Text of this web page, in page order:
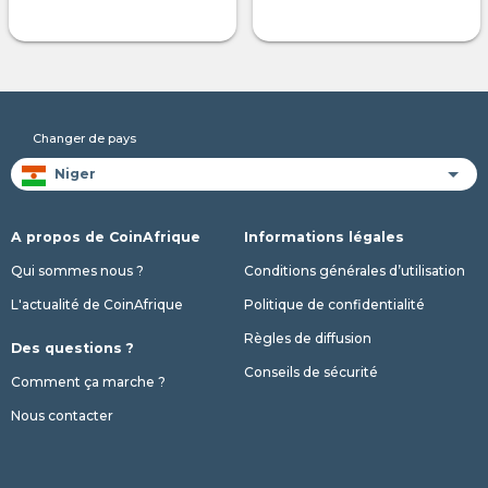
Changer de pays
A propos de CoinAfrique
Qui sommes nous ?
L'actualité de CoinAfrique
Des questions ?
Comment ça marche ?
Nous contacter
Informations légales
Conditions générales d’utilisation
Politique de confidentialité
Règles de diffusion
Conseils de sécurité